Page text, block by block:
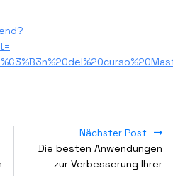
Nächster Post
Die besten Anwendungen
zur Verbesserung Ihrer